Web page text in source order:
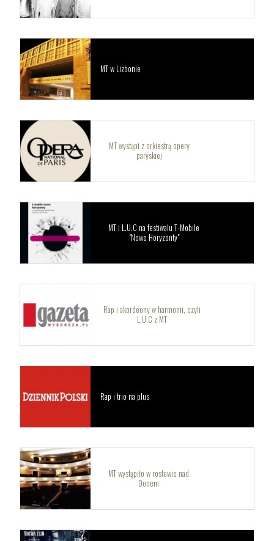
MT w Lizbonie
MT wystąpi z orkiestrą opery
paryskiej
MT i L.U.C na festiwalu T-Mobile
"Nowe Horyzonty"
Rap i akordeony w harmonii, czyli
L.U.C z MT
Rap i trio na plus
MT wystąpiło w rostowie nad
Donem